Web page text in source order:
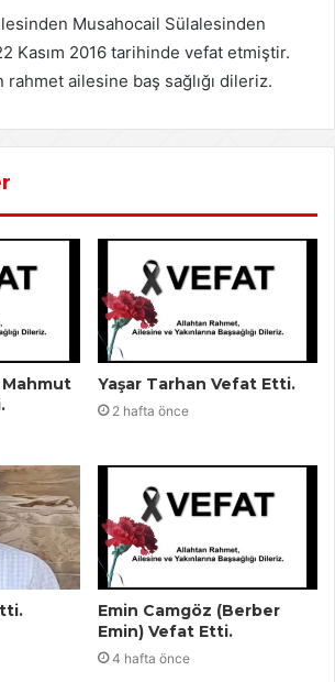
Musahocail Sülalesinden
Kasım 2016 tarihinde vefat etmiştir.
ailesine baş sağlığı dileriz.
Yaşar Tarhan Vefat Etti.
2 hafta önce
Emin Camgöz (Berber
Emin) Vefat Etti.
4 hafta önce